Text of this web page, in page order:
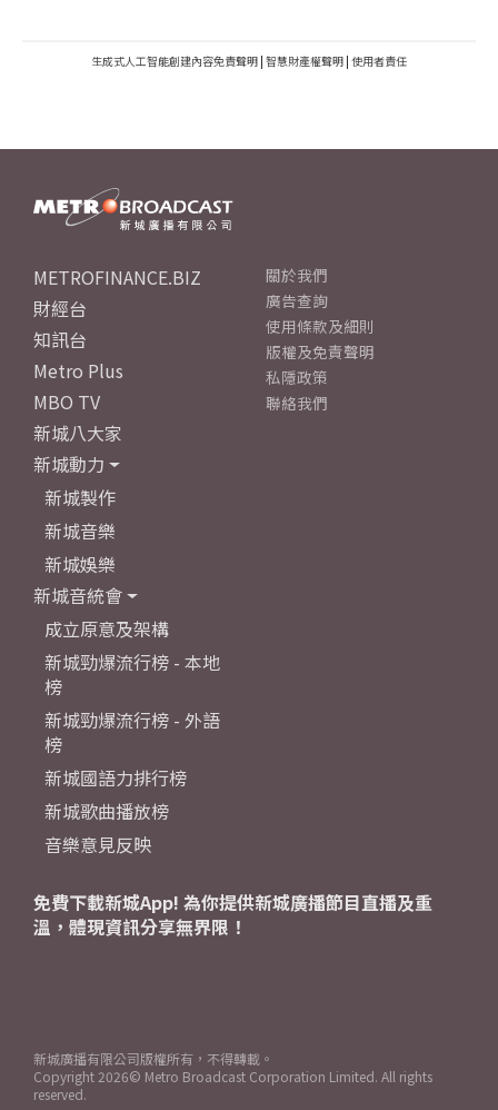
生成式人工智能創建內容免責聲明 | 智慧財產權聲明 | 使用者責任
METROFINANCE.BIZ
財經台
知訊台
Metro Plus
MBO TV
新城八大家
新城動力
新城製作
新城音樂
新城娛樂
新城音統會
成立原意及架構
新城勁爆流行榜 - 本地
榜
新城勁爆流行榜 - 外語
榜
新城國語力排行榜
新城歌曲播放榜
音樂意見反映
關於我們
廣告查詢
使用條款及細則
版權及免責聲明
私隱政策
聯絡我們
免費下載新城App! 為你提供新城廣播節目直播及重
溫，體現資訊分享無界限！
新城廣播有限公司版權所有，不得轉載。
Copyright 2026© Metro Broadcast Corporation Limited. All rights
reserved.